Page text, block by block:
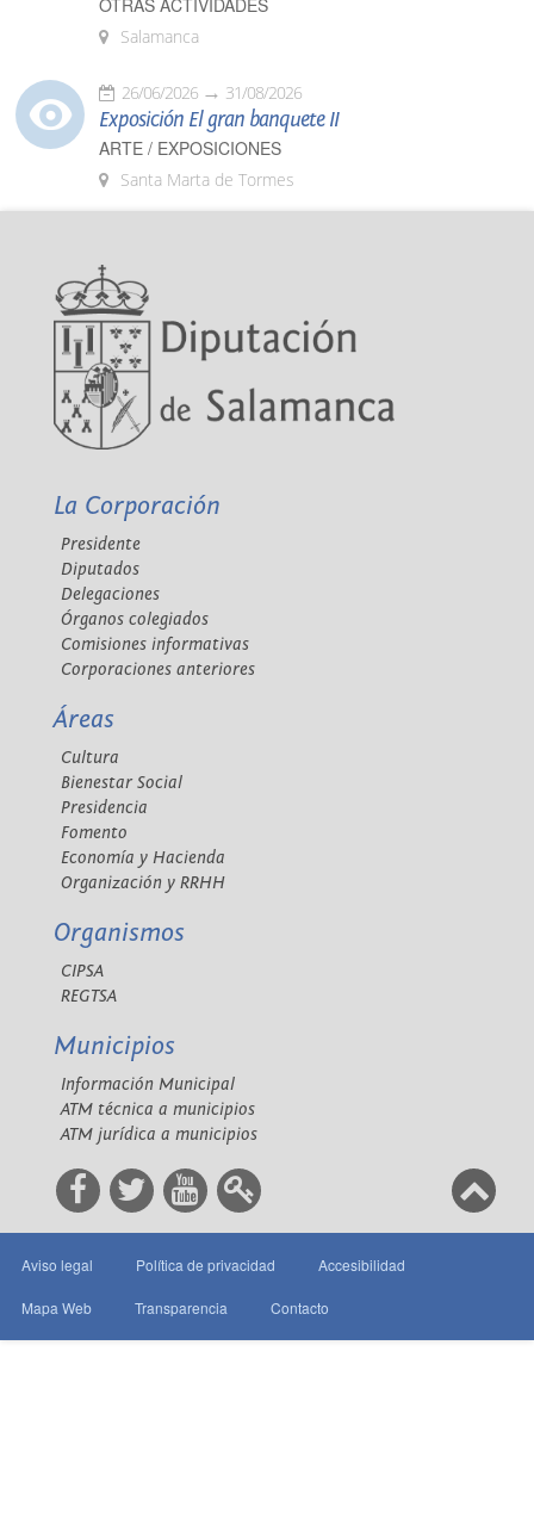
OTRAS ACTIVIDADES
Salamanca
26/06/2026 31/08/2026
Exposición El gran banquete II
ARTE / EXPOSICIONES
Santa Marta de Tormes
La Corporación
Presidente
Diputados
Delegaciones
Órganos colegiados
Comisiones informativas
Corporaciones anteriores
Áreas
Cultura
Bienestar Social
Presidencia
Fomento
Economía y Hacienda
Organización y RRHH
Organismos
CIPSA
REGTSA
Municipios
Información Municipal
ATM técnica a municipios
ATM jurídica a municipios
Aviso legal Política de privacidad Accesibilidad
Mapa Web Transparencia Contacto